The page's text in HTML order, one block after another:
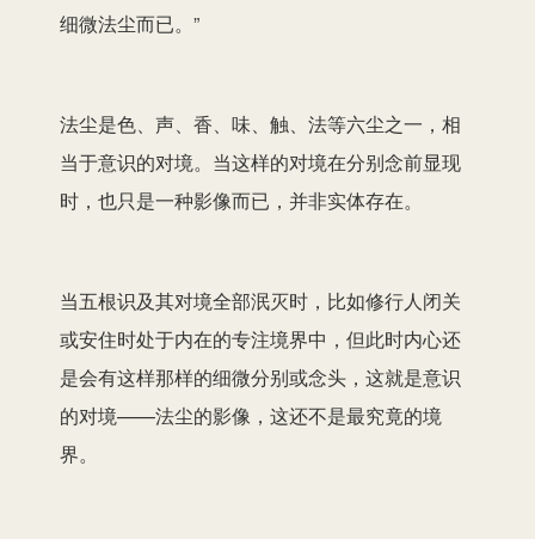
细微法尘而已。”
法尘是色、声、香、味、触、法等六尘之一，相
当于意识的对境。当这样的对境在分别念前显现
时，也只是一种影像而已，并非实体存在。
当五根识及其对境全部泯灭时，比如修行人闭关
或安住时处于内在的专注境界中，但此时内心还
是会有这样那样的细微分别或念头，这就是意识
的对境——法尘的影像，这还不是最究竟的境
界。